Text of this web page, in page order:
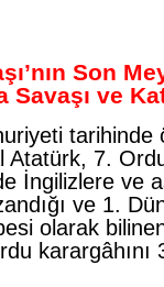
Son
Savaşı ve
tarihinde
7.
İngilizlere ve
ve 1.
olarak
karargâhını